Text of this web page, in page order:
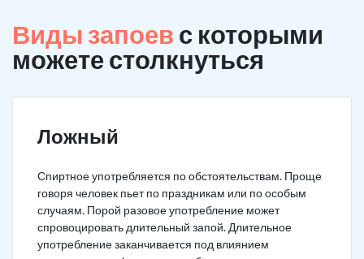
Виды запоев с которыми
можете столкнуться
Ложный
Спиртное употребляется по обстоятельствам. Проще
говоря человек пьет по праздникам или по особым
случаям. Порой разовое употребление может
спровоцировать длительный запой. Длительное
употребление заканчивается под влиянием